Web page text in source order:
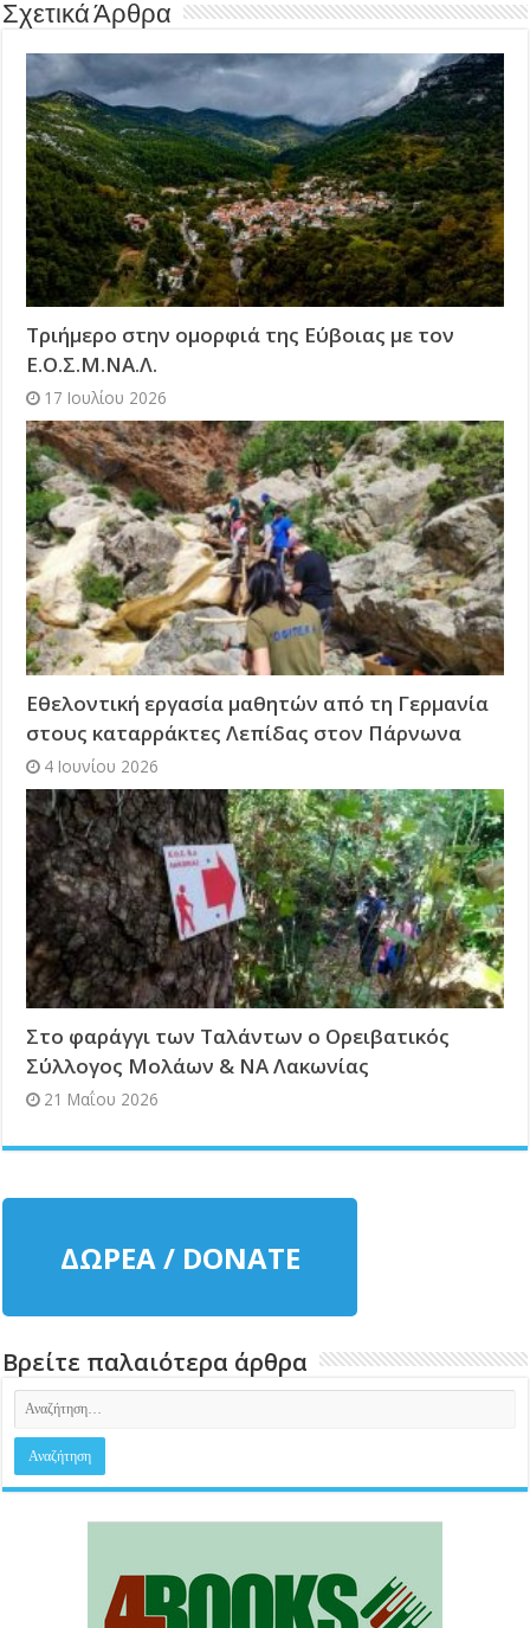
Σχετικά Άρθρα
Τριήμερο στην ομορφιά της Εύβοιας με τον
Ε.Ο.Σ.Μ.ΝΑ.Λ.
17 Ιουλίου 2026
Εθελοντική εργασία μαθητών από τη Γερμανία
στους καταρράκτες Λεπίδας στον Πάρνωνα
4 Ιουνίου 2026
Στο φαράγγι των Ταλάντων ο Ορειβατικός
Σύλλογος Mολάων & ΝΑ Λακωνίας
21 Μαΐου 2026
ΔΩΡΕΑ / DONATE
Βρείτε παλαιότερα άρθρα